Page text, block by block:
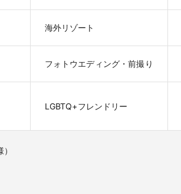
海外リゾート
フォトウエディング・前撮り
LGBTQ+フレンドリー